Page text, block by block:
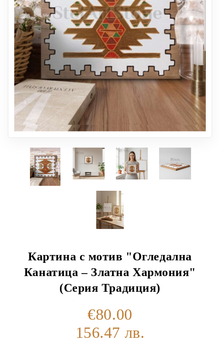
Картина с мотив "Огледална
Канатица – Златна Хармония"
(Серия Традиция)
€80.00
156.47 лв.